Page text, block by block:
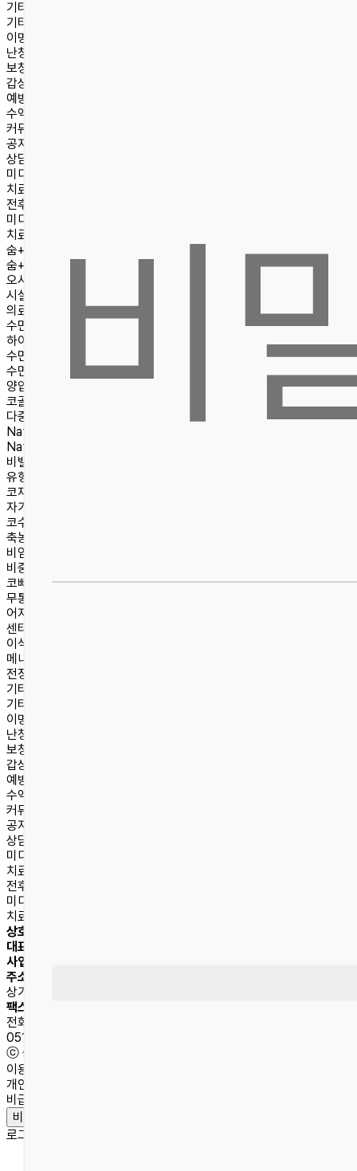
기타 어지럼증
기타 진료
이명
난청
보청기 처방 및 정부지원안내
갑상선·목 초음파
예방접종
수액치료
커뮤니티
공지사항
상담문의
미디어
치료후기
전후사진
미디어
치료후기
비
숨+ 스토리
숨+ 철학
오시는길/진료안내
시설안내
의료진소개
수면센터
하이패스 수면센터 소개
수면무호흡증
수면다원검사
양압기
코골이수술
다중수면 잠복기검사
Natural
Natural 숨플러스코성형
비밸브재건술
유형별 코성형
코재수술
자가늑연골/자가진피
코수술센터
축농증
비염
비중격만곡증
코뼈골절
무통편도수술
어지럼증센터
센터소개
이석증
메니에르병
전정신경염
기타 어지럼증
기타 진료
이명
난청
보청기 처방 및 정부지원안내
갑상선·목 초음파
예방접종
수액치료
커뮤니티
공지사항
상담문의
미디어
치료후기
전후사진
미디어
치료후기
상호명
대표자
사업자등록번호
주소
상가동 3층
팩스
전화문의
051-959-3000
ⓒ 숨플러스이비인후과의원 2024 all right reserved.
이용약관
개인정보취급방침
비급여안내
비급여안내
로그인